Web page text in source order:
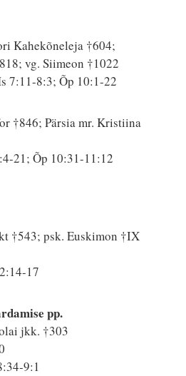
Kahekõneleja †604;
vg. Siimeon †1022
7:11-8:3; Õp 10:1-22
†846; Pärsia mr. Kristiina
21; Õp 10:31-11:12
†543; psk. Euskimon †IX
17
pp.
jkk. †303
9:1